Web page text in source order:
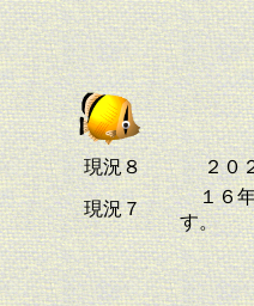
現況８ ２０２
現況７
１６年
す。